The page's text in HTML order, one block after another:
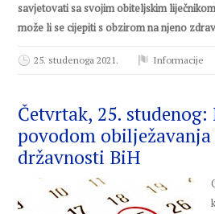
savjetovati sa svojim obiteljskim
može li se cijepitis obzirom na njeno
25. studenoga 2021. Informacije
Četvrtak, 25.
povodom obilježavanja
državnosti BiH